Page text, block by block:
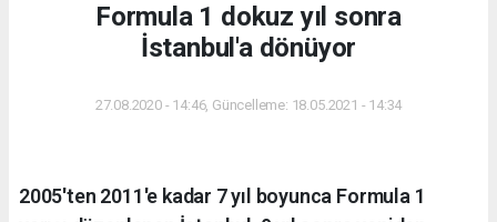
Formula 1 dokuz yıl sonra
İstanbul'a dönüyor
27.08.2020 - 14:46, Güncelleme: 18.05.2021 - 14:34
2005'ten 2011'e kadar 7 yıl boyunca Formula 1